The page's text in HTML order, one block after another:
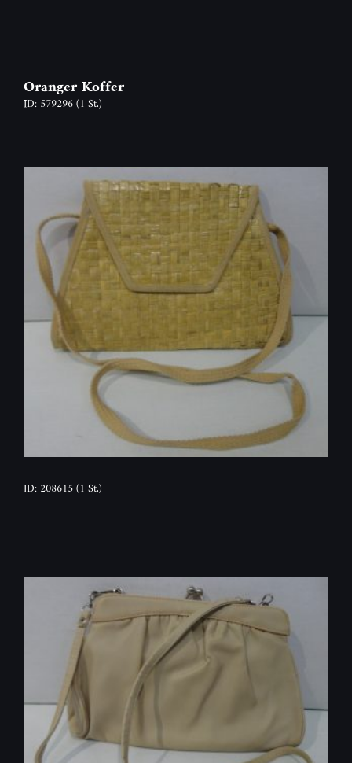
Oranger Koffer
ID: 579296(1 St.)
ID: 208615(1 St.)